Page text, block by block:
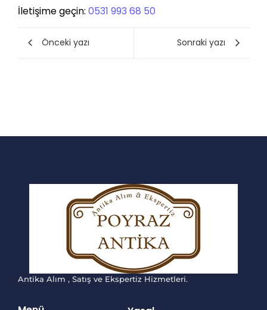
İletişime geçin: 0531 993 68 50
Önceki yazı Sonraki yazı
Antika Alım , Satış ve Ekspertiz Hizmetleri.